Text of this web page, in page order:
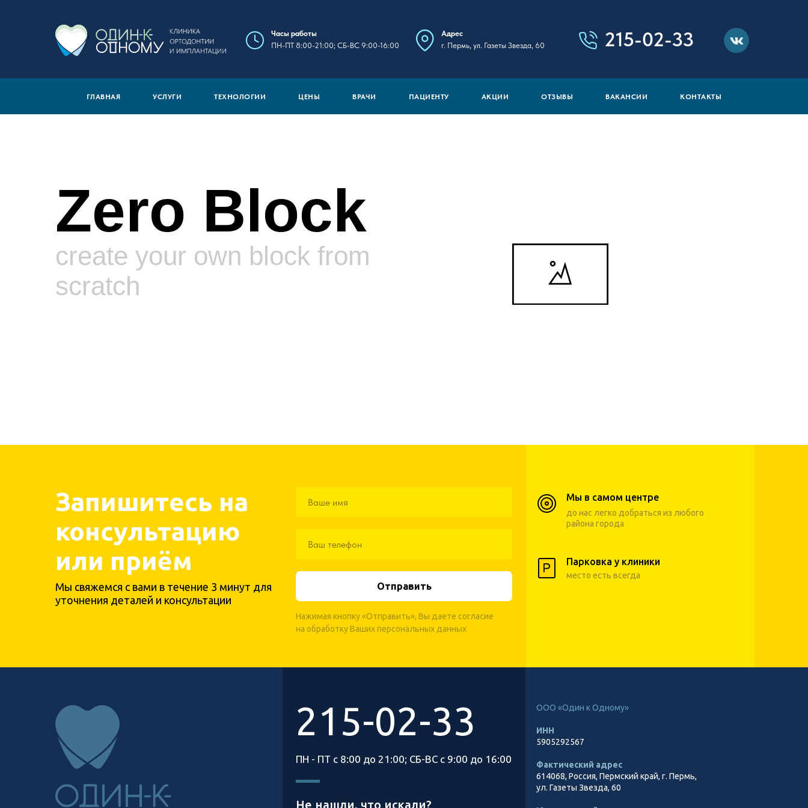
215-02-33
Часы работы
ПН-ПТ 8:00-21:00; СБ-ВС 9:00-16:00
Адрес
г. Пермь, ул. Газеты Звезда, 60
ГЛАВНАЯ УСЛУГИ ТЕХНОЛОГИИ ЦЕНЫ ВРАЧИ ПАЦИЕНТУ АКЦИИ ОТЗЫВЫ ВАКАНСИИ КОНТАКТЫ
Zero Block
create your own block from
scratch
Запишитесь на
консультацию
или приём
Мы свяжемся с вами в течение 3 минут для
уточнения деталей и консультации
Отправить
Нажимая кнопку «Отправить», Вы даете согласие
на обработку Ваших персональных данных
Мы в самом центре
до нас легко добраться из любого
района города
Парковка у клиники
место есть всегда
215-02-33
ПН - ПТ с 8:00 до 21:00; СБ-ВС c 9:00 до 16:00
Не нашли, что искали?
ООО «Один к Одному»
ИНН
5905292567
Фактический адрес
614068, Россия, Пермский край, г. Пермь,
ул. Газеты Звезда, 60